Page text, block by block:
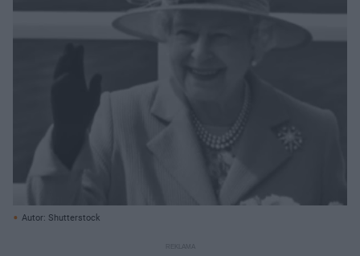
Autor: Shutterstock